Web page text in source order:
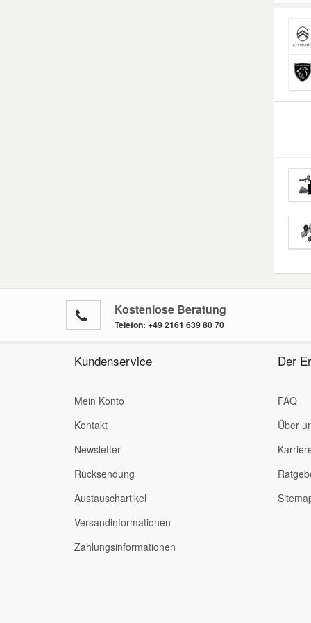
Kostenlose Beratung
Telefon: +49 2161 639 80 70
Kundenservice
Mein Konto
Kontakt
Newsletter
Rücksendung
Austauschartikel
Versandinformationen
Zahlungsinformationen
Der
FAQ
Über